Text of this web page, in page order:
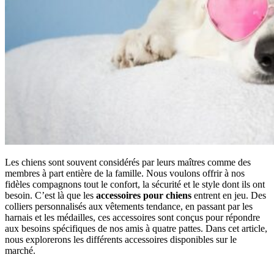
Les chiens sont souvent considérés par leurs maîtres comme des
membres à part entière de la famille. Nous voulons offrir à nos
fidèles compagnons tout le confort, la sécurité et le style dont ils ont
besoin. C’est là que les accessoires pour chiens entrent en jeu. Des
colliers personnalisés aux vêtements tendance, en passant par les
harnais et les médailles, ces accessoires sont conçus pour répondre
aux besoins spécifiques de nos amis à quatre pattes. Dans cet article,
nous explorerons les différents accessoires disponibles sur le
marché.